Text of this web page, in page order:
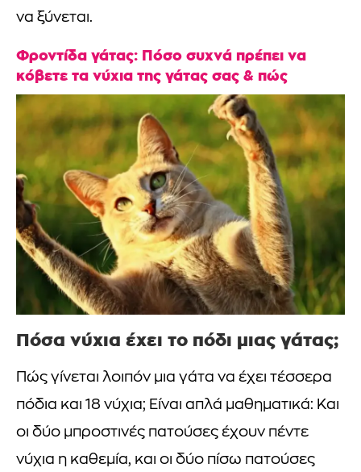
να ξύνεται.
Φροντίδα γάτας: Πόσο συχνά πρέπει να
κόβετε τα νύχια της γάτας σας & πώς
Πόσα νύχια έχει το πόδι μιας γάτας;
Πώς γίνεται λοιπόν μια γάτα να έχει τέσσερα
πόδια και 18 νύχια; Είναι απλά μαθηματικά: Και
οι δύο μπροστινές πατούσες έχουν πέντε
νύχια η καθεμία, και οι δύο πίσω πατούσες